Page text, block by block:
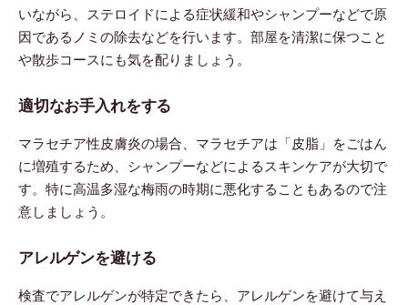
いながら、ステロイドによる症状緩和やシャンプーなどで原
因であるノミの除去などを行います。部屋を清潔に保つこと
や散歩コースにも気を配りましょう。
適切なお手入れをする
マラセチア性皮膚炎の場合、マラセチアは「皮脂」をごはん
に増殖するため、シャンプーなどによるスキンケアが大切で
す。特に高温多湿な梅雨の時期に悪化することもあるので注
意しましょう。
アレルゲンを避ける
検査でアレルゲンが特定できたら、アレルゲンを避けて与え